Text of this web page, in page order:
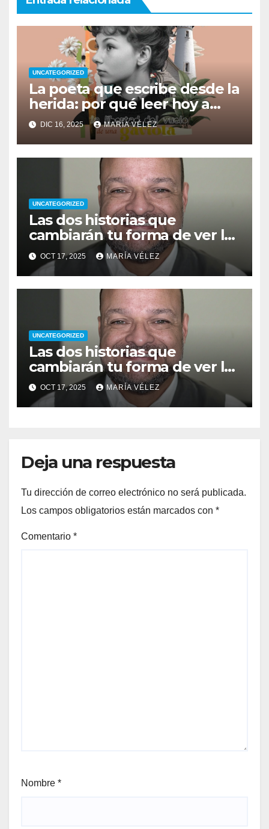
UNCATEGORIZED
La poeta que escribe desde la
herida: por qué leer hoy a
Ana Vega y su Naturaleza
interior
DIC 16, 2025 MARÍA VÉLEZ
UNCATEGORIZED
Las dos historias que
cambiarán tu forma de ver la
vida: del pecado a la
superación
OCT 17, 2025 MARÍA VÉLEZ
UNCATEGORIZED
Las dos historias que
cambiarán tu forma de ver la
vida: del pecado a la
superación
OCT 17, 2025 MARÍA VÉLEZ
Deja una respuesta
Tu dirección de correo electrónico no será publicada.
Los campos obligatorios están marcados con *
Comentario *
Nombre *